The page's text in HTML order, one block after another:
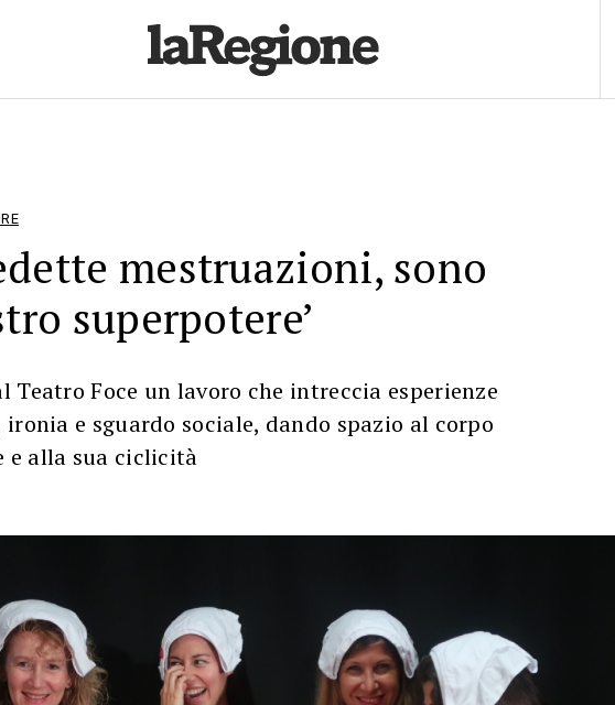
mestruazioni, sono
superpotere’
Teatro Foce un lavoro che intreccia esperienze
e sguardo sociale, dando spazio al corpo
e alla sua ciclicità